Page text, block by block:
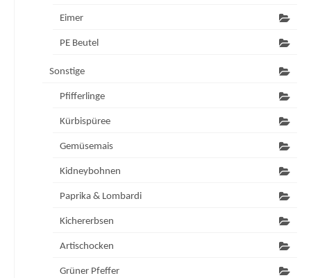
Eimer
PE Beutel
Sonstige
Pfifferlinge
Kürbispüree
Gemüsemais
Kidneybohnen
Paprika & Lombardi
Kichererbsen
Artischocken
Grüner Pfeffer